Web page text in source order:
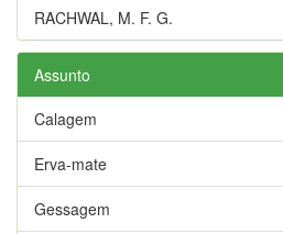
RACHWAL, M. F. G.
Assunto
Calagem
Erva-mate
Gessagem